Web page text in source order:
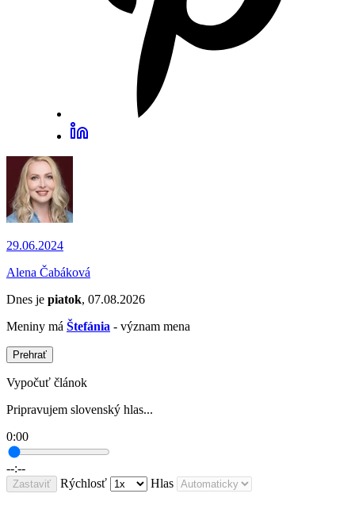
29.06.2024
Alena Čabáková
Dnes je piatok, 07.08.2026
Meniny má Štefánia - význam mena
Prehrať
Vypočuť článok
Pripravujem slovenský hlas...
0:00
--:--
Zastaviť Rýchlosť Hlas